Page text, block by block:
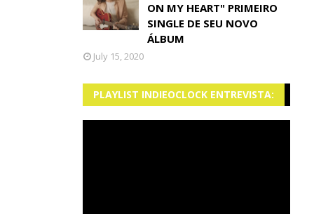
ON MY HEART" PRIMEIRO
SINGLE DE SEU NOVO
ÁLBUM
July 15, 2020
PLAYLIST INDIEOCLOCK ENTREVISTA: